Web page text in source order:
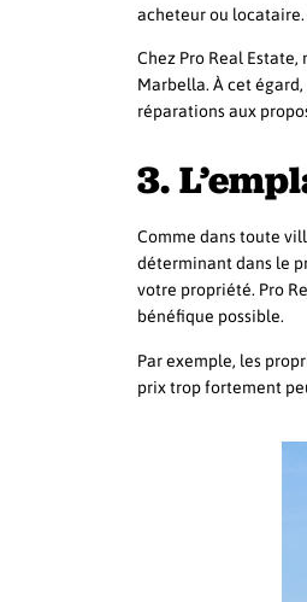
acheteur ou locataire.
Chez Pro Real
Marbella. À cet
réparations aux
3.
Comme dans toute
déterminant dans le
votre propriété. Pro
bénéfique possible.
Par exemple, les
prix trop fortement